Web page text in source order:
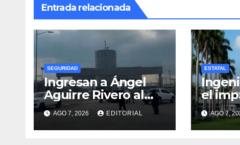
Entrada relacionada
SEGURIDAD
Ingresan a Ángel
Aguirre Rivero al
Altiplano por
presunta
destrucción de
AGO 7, 2026 EDITORIAL
ESTATAL
el
AGO 7,